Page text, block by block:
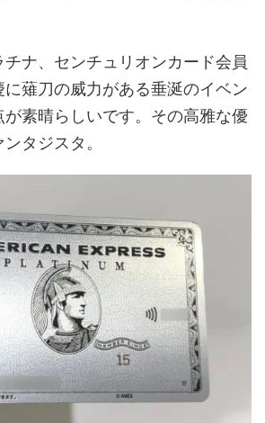
ナ、センチュリオンカード会員
薙刀の威力がある垂涎のイベン
が素晴らしいです。その高雅な優
タジスタ。